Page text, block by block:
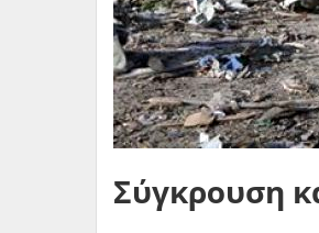
Σύγκρουση